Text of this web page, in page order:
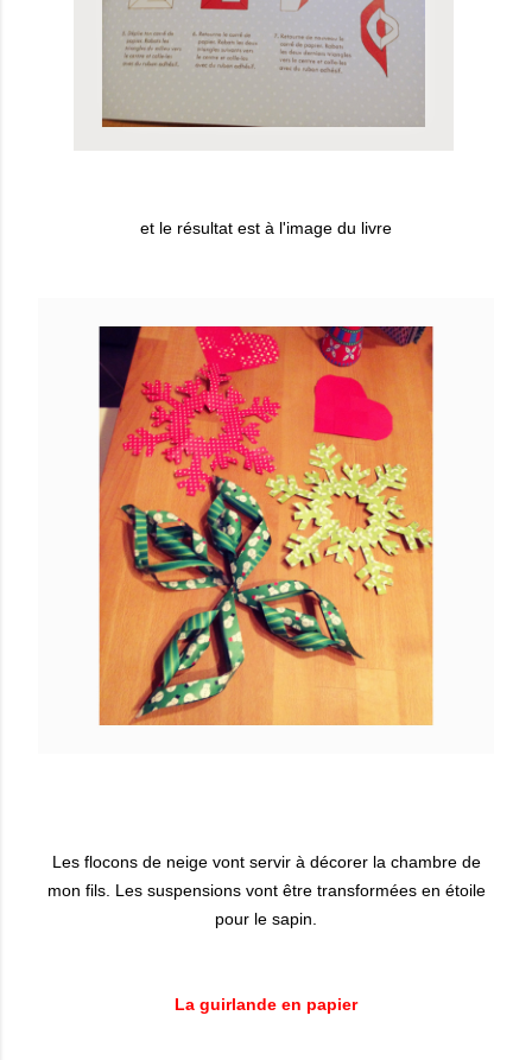
et le résultat est à l'image du livre
Les flocons de neige vont servir à décorer la chambre de
mon fils. Les suspensions vont être transformées en étoile
pour le sapin.
La guirlande en papier